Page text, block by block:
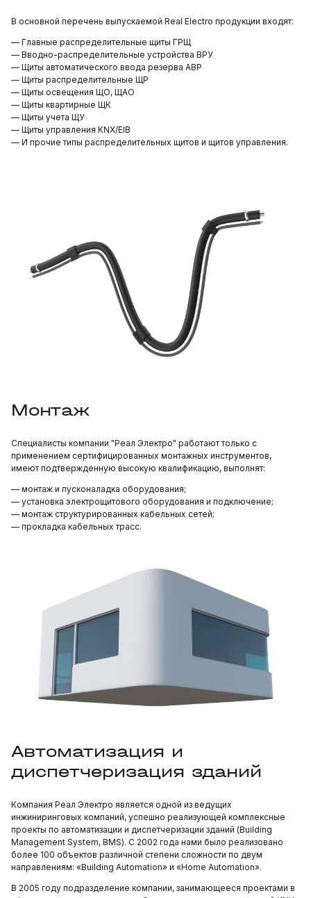
В основной перечень выпускаемой Real Electro продукции входят:
— Главные распределительные щиты ГРЩ
— Вводно-распределительные устройства ВРУ
— Щиты автоматического ввода резерва АВР
— Щиты распределительные ЩР
— Щиты освещения ЩО, ЩАО
— Щиты квартирные ЩК
— Щиты учета ЩУ
— Щиты управления KNX/EIB
— И прочие типы распределительных щитов и щитов управления.
Монтаж
Специалисты компании "Реал Электро" работают только с
применением сертифицированных монтажных инструментов,
имеют подтвержденную высокую квалификацию, выполнят:
— монтаж и пусконаладка оборудования;
— установка электрощитового оборудования и подключение;
— монтаж структурированных кабельных сетей;
— прокладка кабельных трасс.
Автоматизация и
диспетчеризация зданий
Компания Реал Электро является одной из ведущих
инжиниринговых компаний, успешно реализующей комплексные
проекты по автоматизации и диспетчеризации зданий (Building
Management System, BMS). С 2002 года нами было реализовано
более 100 объектов различной степени сложности по двум
направлениям: «Building Аutomation» и «Home Automation».
В 2005 году подразделение компании, занимающееся проектами в